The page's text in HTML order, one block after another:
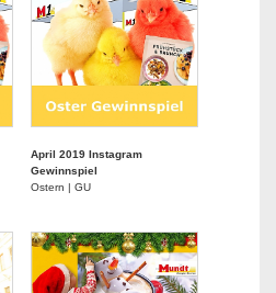
April 2019 Instagram
Gewinnspiel
Ostern | GU